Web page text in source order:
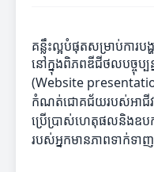
គន្លឹះល្អបំផុតសម្រាប់ការប
នៅក្នុងពិភពឌីជីថលបច្ចុប្បន្
(Website
កំណត់ជោគជ័យរបស់អាជីវក
ប្រើប្រាស់ហេតុផលនិងឧបក
របស់អ្នកមានភាពទាក់ទា